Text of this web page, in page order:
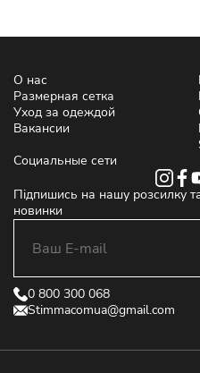
О нас
Размерная сетка
Уход за одеждой
Вакансии
Социальные сети
Підпишись на нашу розсилку
новинки
0 800 300 068
Stimmacomua@gmail.com